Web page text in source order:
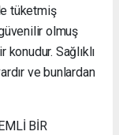
tüketmiş
olmuş
Sağlıklı
ve bunlardan
BİR